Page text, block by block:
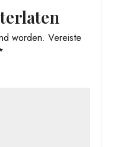
worden. Vereiste